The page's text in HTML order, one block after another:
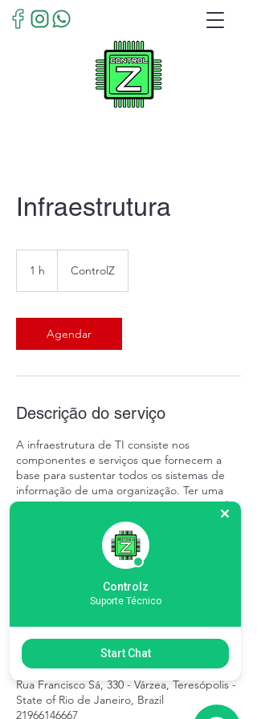
Infraestrutura
1 h ControlZ
Agendar
Descrição do serviço
A infraestrutura de TI consiste nos
componentes e serviços que fornecem a
base para sustentar todos os sistemas de
informação de uma organização. Ter uma
organização competitiva exige uma grande
variedade de equipamentos, softwares e
ferramentas de comunicação para funcionar
e fazer o básico, além dos serviços de
profissionais treinados que saibam operar e
administrar toda essa tecnologia.
Informações de contato
Rua Francisco Sá, 330 - Várzea, Teresópolis -
State of Rio de Janeiro, Brazil
21966146667
Controlz
Suporte Técnico
Start Chat